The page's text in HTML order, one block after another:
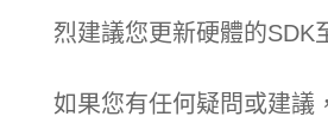
烈建議您更新硬體的SDK
如果您有任何疑問或建議